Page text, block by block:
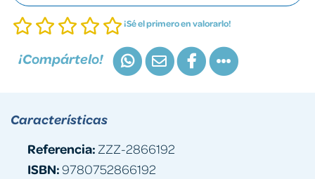
¡Sé el primero en valorarlo!
¡Compártelo!
Características
Referencia: ZZZ-2866192
ISBN:9780752866192